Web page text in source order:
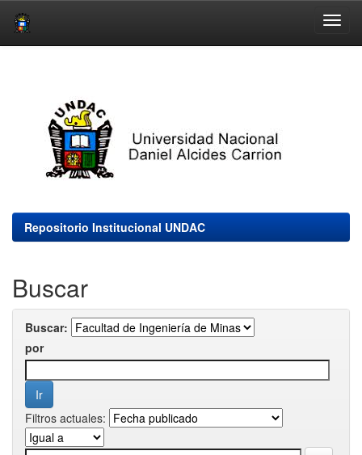
Repositorio Institucional UNDAC
Buscar
Buscar:
por
Filtros actuales: